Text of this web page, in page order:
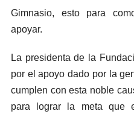
Gimnasio, esto para
apoyar.
La presidenta de la
por el apoyo dado por la
cumplen con esta noble
para lograr la meta que